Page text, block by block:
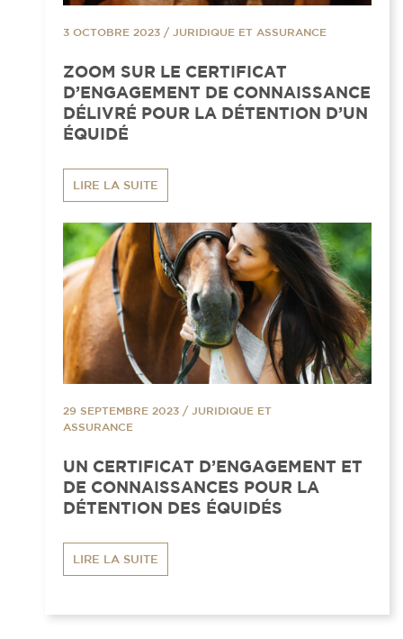
3 OCTOBRE 2023 / JURIDIQUE ET ASSURANCE
ZOOM SUR LE CERTIFICAT
D’ENGAGEMENT DE CONNAISSANCE
DÉLIVRÉ POUR LA DÉTENTION D’UN
ÉQUIDÉ
LIRE LA SUITE
29 SEPTEMBRE 2023 / JURIDIQUE ET
ASSURANCE
UN CERTIFICAT D’ENGAGEMENT ET
DE CONNAISSANCES POUR LA
DÉTENTION DES ÉQUIDÉS
LIRE LA SUITE